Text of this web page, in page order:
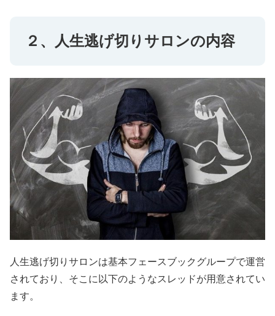
２、人生逃げ切りサロンの内容
人生逃げ切りサロンは基本フェースブックグループで運営
されており、そこに以下のようなスレッドが用意されてい
ます。